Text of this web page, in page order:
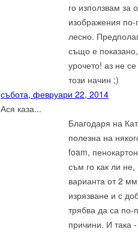
го използвам за
изображения по-
лесно.
също е
урочето! аз не
този начин ;)
събота, февруари 22, 2014
Ася каза...
Благодаря на
полезна на
foam,
съм го как ли
варианта от 2
изрязване и с
трябва да са
причини. И така